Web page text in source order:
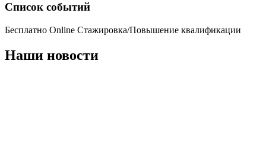
Список событий
Бесплатно Online Стажировка/Повышение квалификации
Наши новости